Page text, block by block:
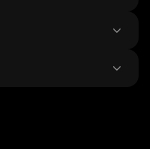
词存在风险，请使用线下